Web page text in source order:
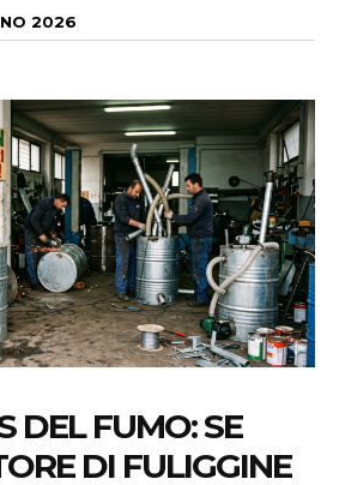
2026
DEL FUMO: SE
DI FULIGGINE